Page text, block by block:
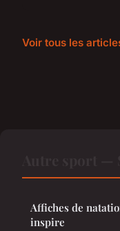
Voir tous les
Affiches de
inspire